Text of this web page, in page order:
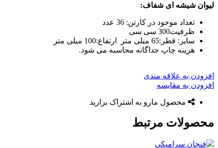
لیوان شیشه ای شفاف:
تعداد موجود در کارتن: 36 عدد
ظرفیت300 سی سی
سایز: قطر:65 میلی متر ارتفاع:100 میلی متر
هزینه چاپ جداگانه محاسبه می شود.
افزودن به علاقه مندی
افزودن به مقایسه
محصول مارو به اشتراک بزارید
محصولات مرتبط